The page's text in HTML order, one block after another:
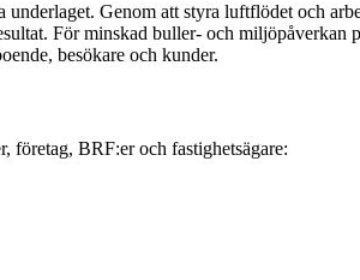
Genom att styra luftflödet och
För minskad buller- och miljöpåverkan
besökare och kunder.
företag, BRF:er och fastighetsägare: